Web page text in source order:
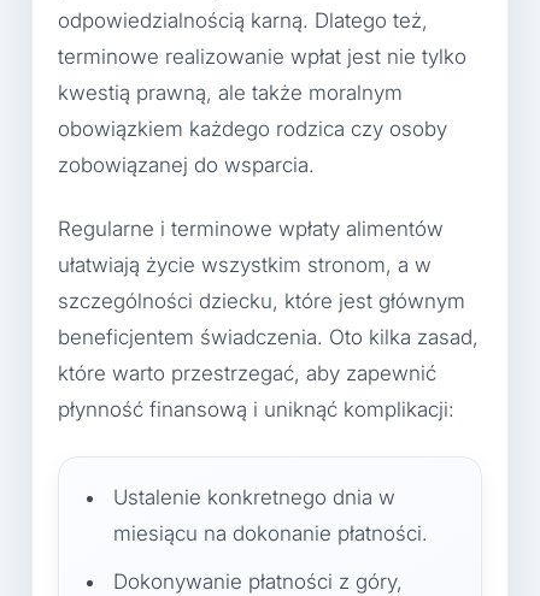
odpowiedzialnością karną. Dlatego też,
terminowe realizowanie wpłat jest nie tylko
kwestią prawną, ale także moralnym
obowiązkiem każdego rodzica czy osoby
zobowiązanej do wsparcia.
Regularne i terminowe wpłaty alimentów
ułatwiają życie wszystkim stronom, a w
szczególności dziecku, które jest głównym
beneficjentem świadczenia. Oto kilka zasad,
które warto przestrzegać, aby zapewnić
płynność finansową i uniknąć komplikacji:
Ustalenie konkretnego dnia w
miesiącu na dokonanie płatności.
Dokonywanie płatności z góry,